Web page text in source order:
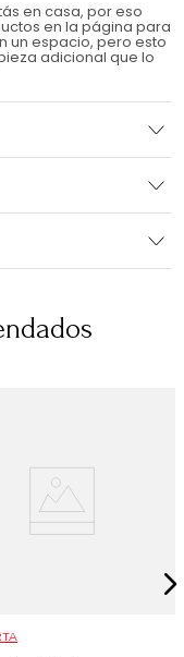
en casa, por eso
en la página para
un espacio, pero esto
adicional que lo